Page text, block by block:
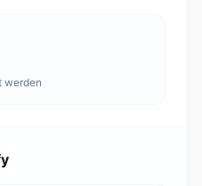
werden